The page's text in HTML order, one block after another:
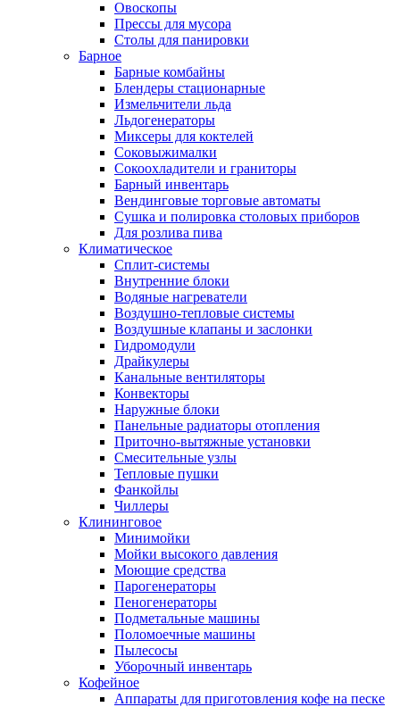
Овоскопы
Прессы для мусора
Столы для панировки
Барное
Барные комбайны
Блендеры стационарные
Измельчители льда
Льдогенераторы
Миксеры для коктелей
Соковыжималки
Сокоохладители и граниторы
Барный инвентарь
Вендинговые торговые автоматы
Сушка и полировка столовых приборов
Для розлива пива
Климатическое
Сплит-системы
Внутренние блоки
Водяные нагреватели
Воздушно-тепловые системы
Воздушные клапаны и заслонки
Гидромодули
Драйкулеры
Канальные вентиляторы
Конвекторы
Наружные блоки
Панельные радиаторы отопления
Приточно-вытяжные установки
Смесительные узлы
Тепловые пушки
Фанкойлы
Чиллеры
Клининговое
Минимойки
Мойки высокого давления
Моющие средства
Парогенераторы
Пеногенераторы
Подметальные машины
Поломоечные машины
Пылесосы
Уборочный инвентарь
Кофейное
Аппараты для приготовления кофе на песке